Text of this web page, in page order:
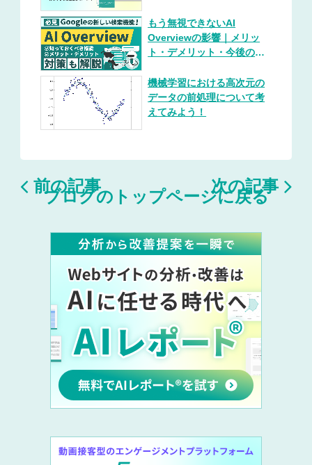
もう無視できないAI
Overviewの影響｜メリッ
ト・デメリット・今後の展
ブック付き）
機械学習における高次元の
データの前処理について考
えてみよう！
前の記事 次の記事
ブログのトップページに戻る